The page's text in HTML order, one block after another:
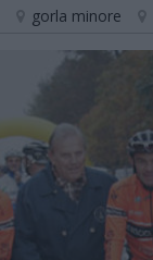
gorla minore